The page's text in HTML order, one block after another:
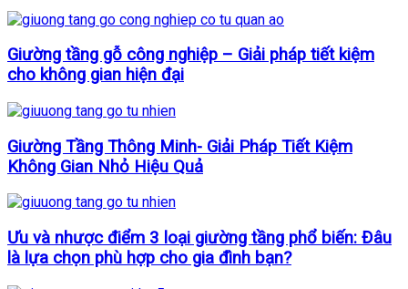
Giường tầng gỗ công nghiệp – Giải pháp tiết kiệm
cho không gian hiện đại
Giường Tầng Thông Minh- Giải Pháp Tiết Kiệm
Không Gian Nhỏ Hiệu Quả
Ưu và nhược điểm 3 loại giường tầng phổ biến: Đâu
là lựa chọn phù hợp cho gia đình bạn?